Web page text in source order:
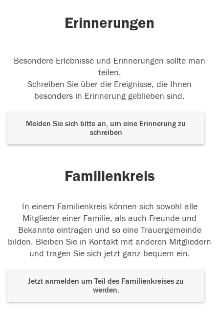
Erinnerungen
Besondere Erlebnisse und Erinnerungen sollte man
teilen.
Schreiben Sie über die Ereignisse, die Ihnen
besonders in Erinnerung geblieben sind.
Melden Sie sich bitte an, um eine Erinnerung zu
schreiben
Familienkreis
In einem Familienkreis können sich sowohl alle
Mitglieder einer Familie, als auch Freunde und
Bekannte eintragen und so eine Trauergemeinde
bilden. Bleiben Sie in Kontakt mit anderen Mitgliedern
und tragen Sie sich jetzt ganz bequem ein.
Jetzt anmelden um Teil des Familienkreises zu
werden.